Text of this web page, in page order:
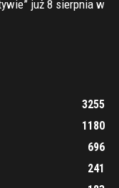
już 8 sierpnia w
3255
1180
696
241